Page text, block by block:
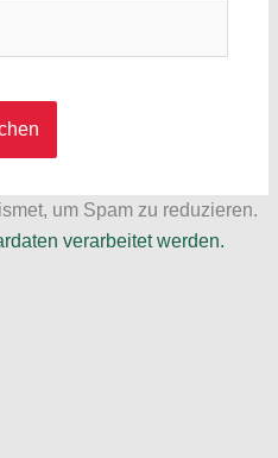
um Spam zu reduzieren.
verarbeitet werden.